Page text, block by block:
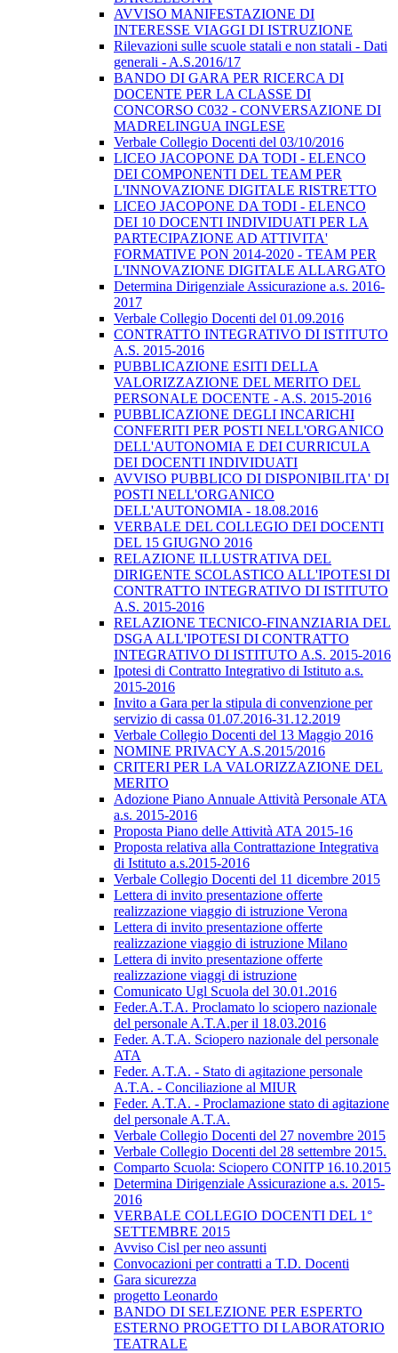
AVVISO MANIFESTAZIONE DI
INTERESSE VIAGGI DI ISTRUZIONE
Rilevazioni sulle scuole statali e non statali - Dati
generali - A.S.2016/17
BANDO DI GARA PER RICERCA DI
DOCENTE PER LA CLASSE DI
CONCORSO C032 - CONVERSAZIONE DI
MADRELINGUA INGLESE
Verbale Collegio Docenti del 03/10/2016
LICEO JACOPONE DA TODI - ELENCO
DEI COMPONENTI DEL TEAM PER
L'INNOVAZIONE DIGITALE RISTRETTO
LICEO JACOPONE DA TODI - ELENCO
DEI 10 DOCENTI INDIVIDUATI PER LA
PARTECIPAZIONE AD ATTIVITA'
FORMATIVE PON 2014-2020 - TEAM PER
L'INNOVAZIONE DIGITALE ALLARGATO
Determina Dirigenziale Assicurazione a.s. 2016-
2017
Verbale Collegio Docenti del 01.09.2016
CONTRATTO INTEGRATIVO DI ISTITUTO
A.S. 2015-2016
PUBBLICAZIONE ESITI DELLA
VALORIZZAZIONE DEL MERITO DEL
PERSONALE DOCENTE - A.S. 2015-2016
PUBBLICAZIONE DEGLI INCARICHI
CONFERITI PER POSTI NELL'ORGANICO
DELL'AUTONOMIA E DEI CURRICULA
DEI DOCENTI INDIVIDUATI
AVVISO PUBBLICO DI DISPONIBILITA' DI
POSTI NELL'ORGANICO
DELL'AUTONOMIA - 18.08.2016
VERBALE DEL COLLEGIO DEI DOCENTI
DEL 15 GIUGNO 2016
RELAZIONE ILLUSTRATIVA DEL
DIRIGENTE SCOLASTICO ALL'IPOTESI DI
CONTRATTO INTEGRATIVO DI ISTITUTO
A.S. 2015-2016
RELAZIONE TECNICO-FINANZIARIA DEL
DSGA ALL'IPOTESI DI CONTRATTO
INTEGRATIVO DI ISTITUTO A.S. 2015-2016
Ipotesi di Contratto Integrativo di Istituto a.s.
2015-2016
Invito a Gara per la stipula di convenzione per
servizio di cassa 01.07.2016-31.12.2019
Verbale Collegio Docenti del 13 Maggio 2016
NOMINE PRIVACY A.S.2015/2016
CRITERI PER LA VALORIZZAZIONE DEL
MERITO
Adozione Piano Annuale Attività Personale ATA
a.s. 2015-2016
Proposta Piano delle Attività ATA 2015-16
Proposta relativa alla Contrattazione Integrativa
di Istituto a.s.2015-2016
Verbale Collegio Docenti del 11 dicembre 2015
Lettera di invito presentazione offerte
realizzazione viaggio di istruzione Verona
Lettera di invito presentazione offerte
realizzazione viaggio di istruzione Milano
Lettera di invito presentazione offerte
realizzazione viaggi di istruzione
Comunicato Ugl Scuola del 30.01.2016
Feder.A.T.A. Proclamato lo sciopero nazionale
del personale A.T.A.per il 18.03.2016
Feder. A.T.A. Sciopero nazionale del personale
ATA
Feder. A.T.A. - Stato di agitazione personale
A.T.A. - Conciliazione al MIUR
Feder. A.T.A. - Proclamazione stato di agitazione
del personale A.T.A.
Verbale Collegio Docenti del 27 novembre 2015
Verbale Collegio Docenti del 28 settembre 2015.
Comparto Scuola: Sciopero CONITP 16.10.2015
Determina Dirigenziale Assicurazione a.s. 2015-
2016
VERBALE COLLEGIO DOCENTI DEL 1°
SETTEMBRE 2015
Avviso Cisl per neo assunti
Convocazioni per contratti a T.D. Docenti
Gara sicurezza
progetto Leonardo
BANDO DI SELEZIONE PER ESPERTO
ESTERNO PROGETTO DI LABORATORIO
TEATRALE